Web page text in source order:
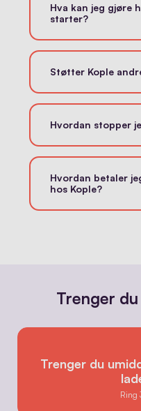
Hva kan jeg gjøre
starter?
Støtter Kople
Hvordan stopper
Hvordan betaler
hos Kople?
Trenger
Trenger du
Ring